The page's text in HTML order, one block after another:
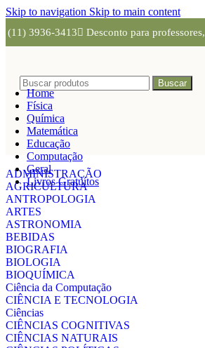
Skip to navigation Skip to main content
(11) 3936-3413 Desconto para professores,
Buscar
Home
Física
Química
Matemática
Educação
Computação
Geral
Livros Gratuítos
ADMINISTRAÇÃO
AGRICULTURA
ANTROPOLOGIA
ARTES
ASTRONOMIA
BEBIDAS
BIOGRAFIA
BIOLOGIA
BIOQUÍMICA
Ciência da Computação
CIÊNCIA E TECNOLOGIA
Ciências
CIÊNCIAS COGNITIVAS
CIÊNCIAS NATURAIS